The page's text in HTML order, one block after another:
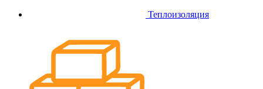
Теплоизоляция